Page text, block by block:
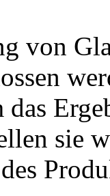
von
sie